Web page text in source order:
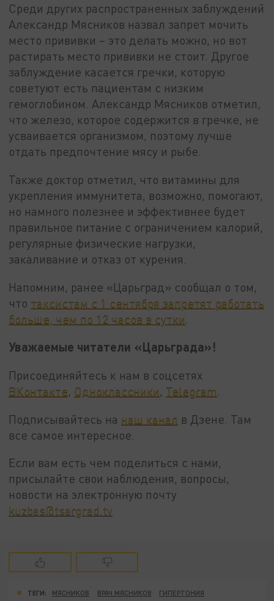
Среди других распространенных заблуждений
Александр Мясников назвал запрет мочить
место прививки – это делать можно, но вот
растирать место прививки не стоит. Другое
заблуждение касается гречки, которую
советуют есть пациентам с низким
гемоглобином. Александр Мясников отметил,
что железо, которое содержится в гречке, не
усваивается организмом, поэтому лучше
отдать предпочтение мясу и рыбе.
Также доктор отметил, что витамины для
укрепления иммунитета, возможно, помогают,
но намного полезнее и эффективнее будет
правильное питание с ограничением калорий,
регулярные физические нагрузки,
закаливание и отказ от курения.
Напомним, ранее «Царьград» сообщал о том,
что таксистам с 1 сентября запретят работать
больше, чем по 12 часов в сутки
Уважаемые читатели «Царьграда»!
Присоединяйтесь к нам в соцсетях
ВКонтакте, Одноклассники, Telegram
Подписывайтесь на наш канал в Дзене. Там
все самое интересное.
Если вам есть чем поделиться с нами,
присылайте свои наблюдения, вопросы,
новости на электронную почту
kuzbas@tsargrad.tv
ТЕГИ: МЯСНИКОВ ВРАЧ МЯСНИКОВ
ГИПЕРТОНИЯ